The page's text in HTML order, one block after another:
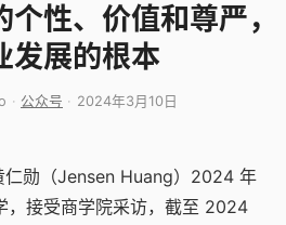
性、价值和尊严，
发展的根本
公众号 2024年3月10日
仁勋（Jensen Huang）2024 年
，接受商学院采访，截至 2024